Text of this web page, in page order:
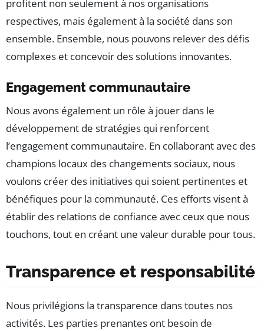
profitent non seulement à nos organisations
respectives, mais également à la société dans son
ensemble. Ensemble, nous pouvons relever des défis
complexes et concevoir des solutions innovantes.
Engagement communautaire
Nous avons également un rôle à jouer dans le
développement de stratégies qui renforcent
l’engagement communautaire. En collaborant avec des
champions locaux des changements sociaux, nous
voulons créer des initiatives qui soient pertinentes et
bénéfiques pour la communauté. Ces efforts visent à
établir des relations de confiance avec ceux que nous
touchons, tout en créant une valeur durable pour tous.
Transparence et responsabilité
Nous privilégions la transparence dans toutes nos
activités. Les parties prenantes ont besoin de